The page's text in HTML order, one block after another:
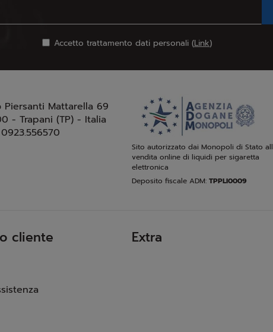
Accetto trattamento dati personali (Link)
Piersanti Mattarella 69
- Trapani (TP) - Italia
Sito autorizzato dai Monopoli di Stato
vendita online di liquidi per sigaretta
elettronica
Deposito fiscale ADM: TPPLI0009
cliente Extra